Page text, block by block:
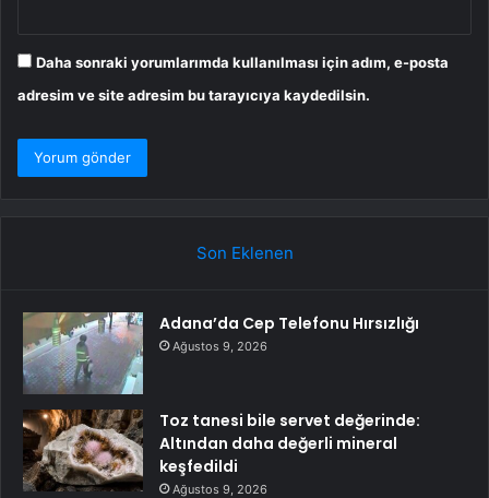
Daha sonraki yorumlarımda kullanılması için adım, e-posta
adresim ve site adresim bu tarayıcıya kaydedilsin.
Son Eklenen
Adana’da Cep Telefonu Hırsızlığı
Ağustos 9, 2026
Toz tanesi bile servet değerinde:
Altından daha değerli mineral
keşfedildi
Ağustos 9, 2026